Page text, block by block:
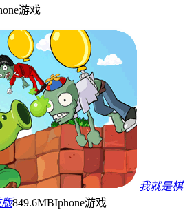
游戏
我就是棋
849.6MBIphone游戏